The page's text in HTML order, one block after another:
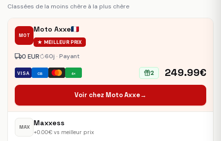
Classées de la moins chère à la plus chère
MOT
Moto Axxe
★ MEILLEUR PRIX
VISA CB 4×
0 EUR 60j · Payant
2 249.99€
Voir chez Moto Axxe→
MAX Maxxess
+0.00€ vs meilleur prix